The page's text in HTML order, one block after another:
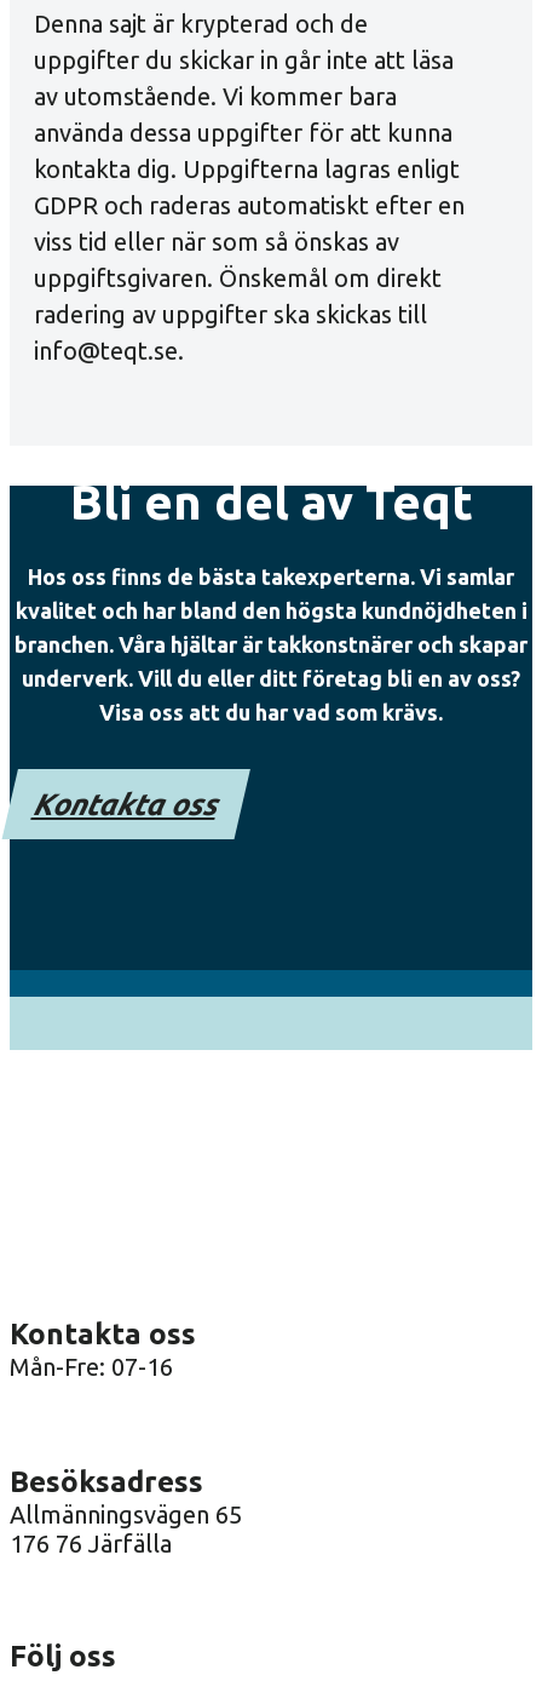
Denna sajt är krypterad och de
uppgifter du skickar in går inte att läsa
av utomstående. Vi kommer bara
använda dessa uppgifter för att kunna
kontakta dig. Uppgifterna lagras enligt
GDPR och raderas automatiskt efter en
viss tid eller när som så önskas av
uppgiftsgivaren. Önskemål om direkt
radering av uppgifter ska skickas till
info@teqt.se.
Bli en del av Teqt
Hos oss finns de bästa takexperterna. Vi samlar
kvalitet och har bland den högsta kundnöjdheten i
branchen. Våra hjältar är takkonstnärer och skapar
underverk. Vill du eller ditt företag bli en av oss?
Visa oss att du har vad som krävs.
Kontakta oss
Kontakta oss
Mån-Fre: 07-16
Besöksadress
Allmänningsvägen 65
176 76 Järfälla
Följ oss